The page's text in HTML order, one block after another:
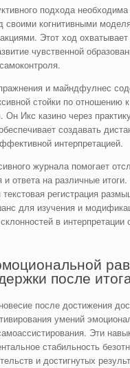
подхода
своими когнитивными
Этот ход
чувственной
и майндфулнес
стойки по отношению
Икс казино через
создавать
интерпретацией.
журнала помогает
ответа на различные итоги.
регистрация
для изучения и
в интерпретации
после
после достижения
умений
Эти
стабильность
и достигнутых